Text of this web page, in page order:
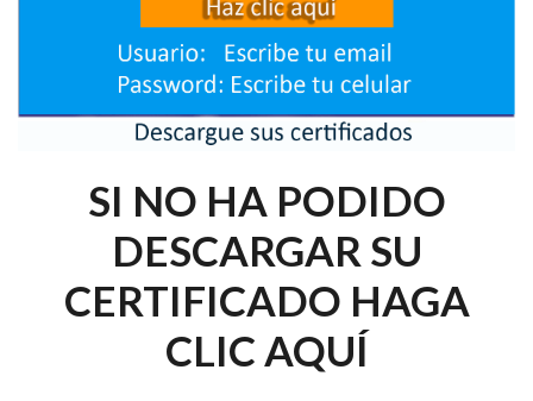
SI NO HA PODIDO
DESCARGAR SU
CERTIFICADO HAGA
CLIC AQUÍ